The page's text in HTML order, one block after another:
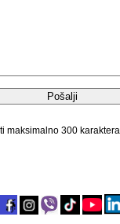
maksimalno 300 karaktera.